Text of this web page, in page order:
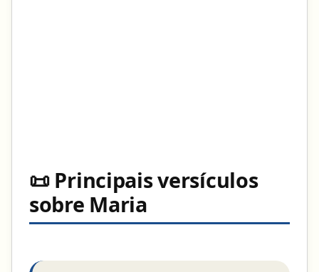
📜 Principais versículos
sobre Maria